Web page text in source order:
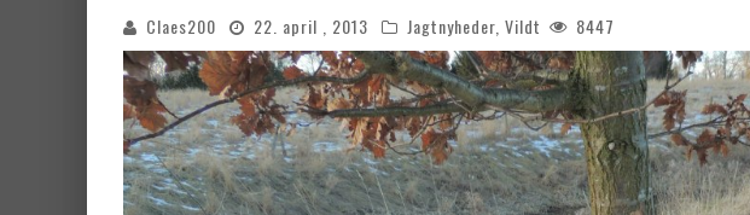
Claes200 22. april , 2013 Jagtnyheder Vildt 8447